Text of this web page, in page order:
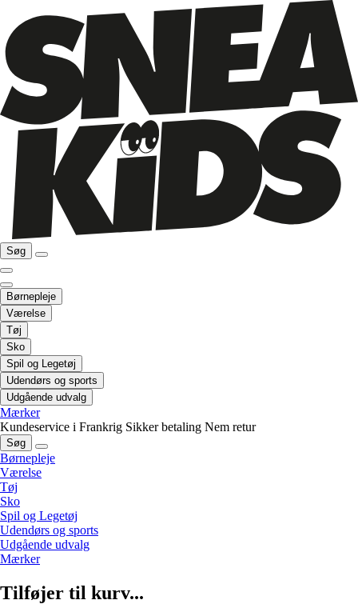
Søg
Børnepleje
Værelse
Tøj
Sko
Spil og Legetøj
Udendørs og sports
Udgående udvalg
Mærker
Kundeservice i Frankrig Sikker betaling Nem retur
Søg
Børnepleje
Værelse
Tøj
Sko
Spil og Legetøj
Udendørs og sports
Udgående udvalg
Mærker
Tilføjer til kurv...